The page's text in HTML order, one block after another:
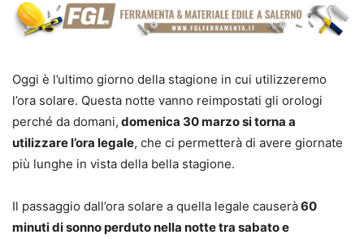
Oggi è l’ultimo giorno della stagione in cui utilizzeremo
l’ora solare. Questa notte vanno reimpostati gli orologi
perché da domani, domenica 30 marzo si torna a
utilizzare l’ora legale, che ci permetterà di avere giornate
più lunghe in vista della bella stagione.
Il passaggio dall’ora solare a quella legale causerà60
minuti di sonno perduto nella notte tra sabato e